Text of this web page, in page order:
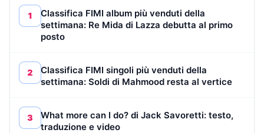
1
Classifica FIMI album più venduti della
settimana: Re Mida di Lazza debutta al primo
posto
2
Classifica FIMI singoli più venduti della
settimana: Soldi di Mahmood resta al vertice
3
What more can I do? di Jack Savoretti: testo,
traduzione e video